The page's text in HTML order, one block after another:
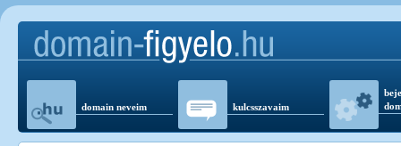
domain neveim kulcsszavaim